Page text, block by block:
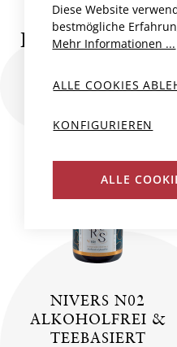
PRODUKTE
NEU
NIVERS N02
ALKOHOLFREI &
TEEBASIERT
Diese Website
bestmögliche
Mehr Informationen ...
ALLE COOKIES
KONFIGURIEREN
ALLE